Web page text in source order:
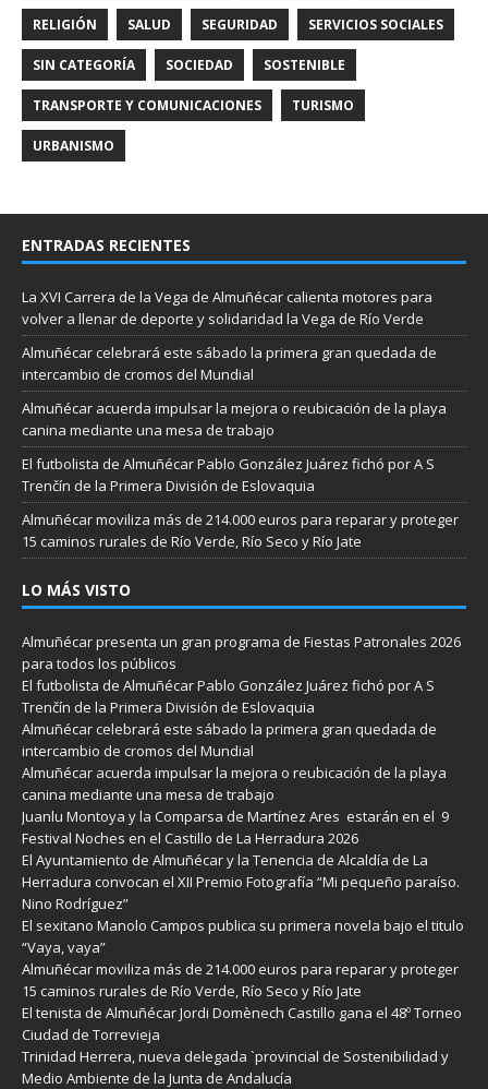
RELIGIÓN SALUD SEGURIDAD SERVICIOS SOCIALES
SIN CATEGORÍA SOCIEDAD SOSTENIBLE
TRANSPORTE Y COMUNICACIONES TURISMO
URBANISMO
ENTRADAS RECIENTES
La XVI Carrera de la Vega de Almuñécar calienta motores para
volver a llenar de deporte y solidaridad la Vega de Río Verde
Almuñécar celebrará este sábado la primera gran quedada de
intercambio de cromos del Mundial
Almuñécar acuerda impulsar la mejora o reubicación de la playa
canina mediante una mesa de trabajo
El futbolista de Almuñécar Pablo González Juárez fichó por A S
Trenčín de la Primera División de Eslovaquia
Almuñécar moviliza más de 214.000 euros para reparar y proteger
15 caminos rurales de Río Verde, Río Seco y Río Jate
LO MÁS VISTO
Almuñécar presenta un gran programa de Fiestas Patronales 2026
para todos los públicos
El futbolista de Almuñécar Pablo González Juárez fichó por A S
Trenčín de la Primera División de Eslovaquia
Almuñécar celebrará este sábado la primera gran quedada de
intercambio de cromos del Mundial
Almuñécar acuerda impulsar la mejora o reubicación de la playa
canina mediante una mesa de trabajo
Juanlu Montoya y la Comparsa de Martínez Ares estarán en el 9
Festival Noches en el Castillo de La Herradura 2026
El Ayuntamiento de Almuñécar y la Tenencia de Alcaldía de La
Herradura convocan el XII Premio Fotografía “Mi pequeño paraíso.
Nino Rodríguez”
El sexitano Manolo Campos publica su primera novela bajo el titulo
“Vaya, vaya”
Almuñécar moviliza más de 214.000 euros para reparar y proteger
15 caminos rurales de Río Verde, Río Seco y Río Jate
El tenista de Almuñécar Jordi Domènech Castillo gana el 48º Torneo
Ciudad de Torrevieja
Trinidad Herrera, nueva delegada `provincial de Sostenibilidad y
Medio Ambiente de la Junta de Andalucía